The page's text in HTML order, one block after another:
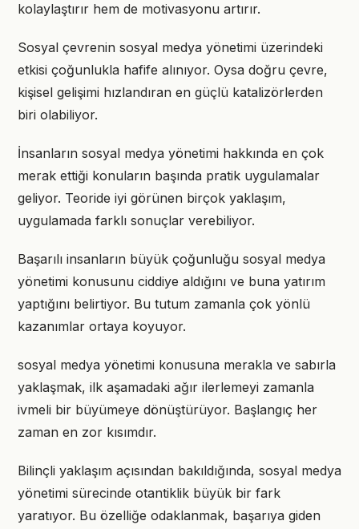
kolaylaştırır hem de motivasyonu artırır.
Sosyal çevrenin sosyal medya yönetimi üzerindeki
etkisi çoğunlukla hafife alınıyor. Oysa doğru çevre,
kişisel gelişimi hızlandıran en güçlü katalizörlerden
biri olabiliyor.
İnsanların sosyal medya yönetimi hakkında en çok
merak ettiği konuların başında pratik uygulamalar
geliyor. Teoride iyi görünen birçok yaklaşım,
uygulamada farklı sonuçlar verebiliyor.
Başarılı insanların büyük çoğunluğu sosyal medya
yönetimi konusunu ciddiye aldığını ve buna yatırım
yaptığını belirtiyor. Bu tutum zamanla çok yönlü
kazanımlar ortaya koyuyor.
sosyal medya yönetimi konusuna merakla ve sabırla
yaklaşmak, ilk aşamadaki ağır ilerlemeyi zamanla
ivmeli bir büyümeye dönüştürüyor. Başlangıç her
zaman en zor kısımdır.
Bilinçli yaklaşım açısından bakıldığında, sosyal medya
yönetimi sürecinde otantiklik büyük bir fark
yaratıyor. Bu özelliğe odaklanmak, başarıya giden